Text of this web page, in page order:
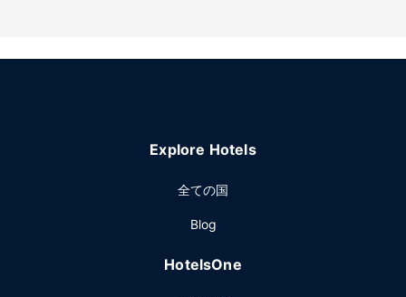
ジュ サービス、宴会場をご利用いただけます。
業時間限定)をご利用いただけます。コンチネンタル ブレッ
リー サービス、24 時間対応フロントデスクをお使いいただ
Explore Hotels
全ての国
Blog
HotelsOne